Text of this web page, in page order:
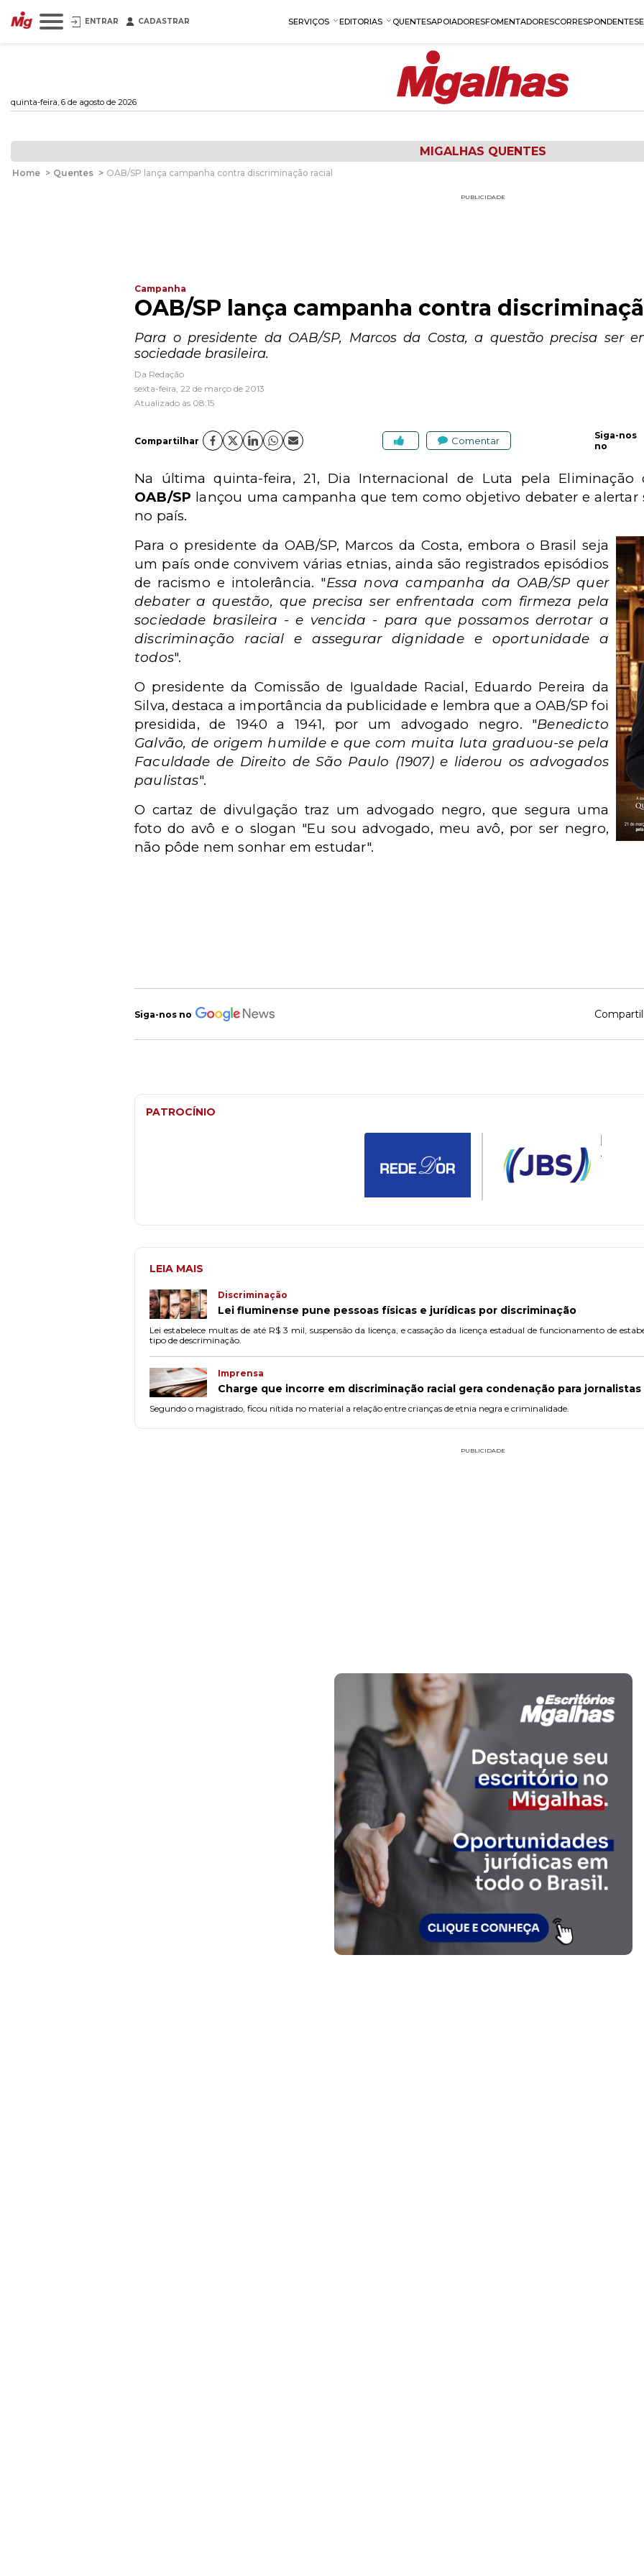
ENTRAR CADASTRAR SERVIÇOS EDITORIAS QUENTESAPOIADORESFOMENTADORESCORRESPONDENTES
quinta-feira, 6 de agosto de 2026
MIGALHAS QUENTES
Home > Quentes > OAB/SP lança campanha contra discriminação racial
PUBLICIDADE
Campanha
OAB/SP lança campanha contra
Para o presidente da OAB/SP, Marcos da Costa, a questão precisa ser
sociedade brasileira.
Da Redação
sexta-feira, 22 de março de 2013
Atualizado às 08:15
Compartilhar Comentar
Siga-nos
no
Na última quinta-feira, 21, Dia Internacional de Luta pela Eliminação
OAB/SP lançou uma campanha que tem como objetivo debater e alertar
no país.
Para o presidente da OAB/SP, Marcos da Costa, embora o Brasil seja
um país onde convivem várias etnias, ainda são registrados episódios
de racismo e intolerância. "Essa nova campanha da OAB/SP quer
debater a questão, que precisa ser enfrentada com firmeza pela
sociedade brasileira - e vencida - para que possamos derrotar a
discriminação racial e assegurar dignidade e oportunidade a
todos".
O presidente da Comissão de Igualdade Racial, Eduardo Pereira da
Silva, destaca a importância da publicidade e lembra que a OAB/SP foi
presidida, de 1940 a 1941, por um advogado negro. "Benedicto
Galvão, de origem humilde e que com muita luta graduou-se pela
Faculdade de Direito de São Paulo (1907) e liderou os advogados
paulistas".
O cartaz de divulgação traz um advogado negro, que segura uma
foto do avô e o slogan "Eu sou advogado, meu avô, por ser negro,
não pôde nem sonhar em estudar".
Siga-nos no
PATROCÍNIO
LEIA MAIS
Discriminação
Lei fluminense pune pessoas físicas e jurídicas por discriminação
Lei estabelece multas de até R$ 3 mil, suspensão da licença, e cassação da licença estadual de funcionamento de
tipo de descriminação.
Imprensa
Charge que incorre em discriminação racial gera condenação para jornalistas
Segundo o magistrado, ficou nítida no material a relação entre crianças de etnia negra e criminalidade.
PUBLICIDADE